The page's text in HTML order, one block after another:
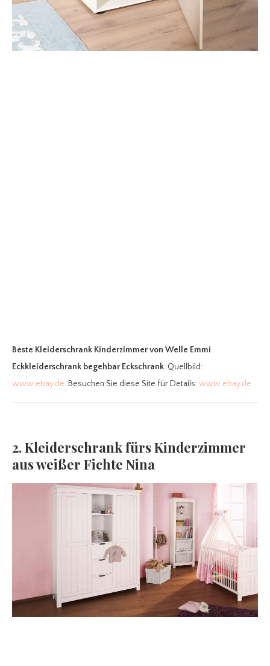
Beste Kleiderschrank Kinderzimmervon Welle Emmi
Eckkleiderschrank begehbar Eckschrank. Quellbild:
www.ebay.de. Besuchen Sie diese Site für Details:www.ebay.de
2. Kleiderschrank fürs Kinderzimmer
aus weißer Fichte Nina